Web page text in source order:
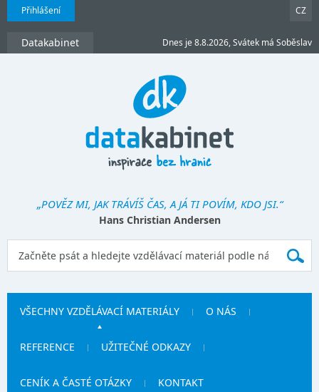
Přihlášení CZ
Datakabinet Dnes je 8.8.2026, Svátek má Soběslav
„POVĚZ MI, JAK TRÁVÍŠ ČAS, A JÁ TI POVÍM, KDO JSI.“
Hans Christian Andersen
VŠECHNY VZDĚLÁVACÍ MATERIÁLY O NÁS
REFERENCE UŽITEČNÉ ODKAZY
CENÍK A ČASTÉ OTÁZKY KONTAKT